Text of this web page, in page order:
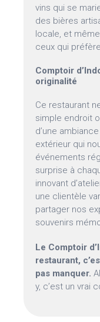
vins qui se
des bières
locale, et
ceux qui
Comptoir
originalité
Ce restaurant
simple endroit
d’une
extérieur qui
événements
surprise à
innovant
une clientèle
partager nos
souvenirs
Le Comptoir
restaurant,
pas manquer.
y, c’est un vrai